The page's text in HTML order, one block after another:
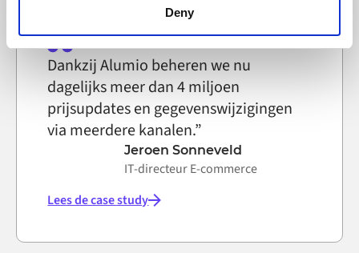
functioning of the website, however. We also use third-
party ad networks for advertising certain Alumio services
on the internet
Deny
Dankzij Alumio beheren we nu
dagelijks meer dan 4 miljoen
prijsupdates en gegevenswijzigingen
via meerdere kanalen.”
Jeroen Sonneveld
IT-directeur E-commerce
Lees de case study